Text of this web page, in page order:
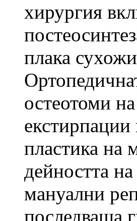
хирургия
плака
остеотоми
пластика на
дейността
мануални
последваща